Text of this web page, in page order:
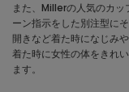
また、Millerの人気のカッ
ーン指示をした別注型に
開きなど着た時になじみ
着た時に女性の体をきれ
ます。